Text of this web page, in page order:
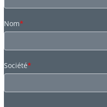
Nom*
Société*